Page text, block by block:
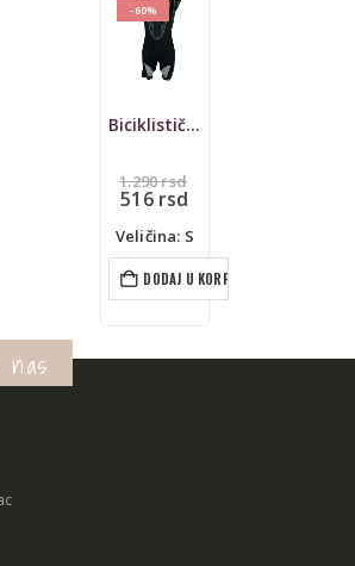
-60%
1.390rsd
1.390 rsd.
556rsd
556 rsd.
Veličina: M
DODAJ U KORPU
nas